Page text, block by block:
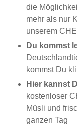
die
mehr als nur
unserem
Du kommst
kommst Du
Hier kannst
kostenloser
Müsli und
ganzen Tag